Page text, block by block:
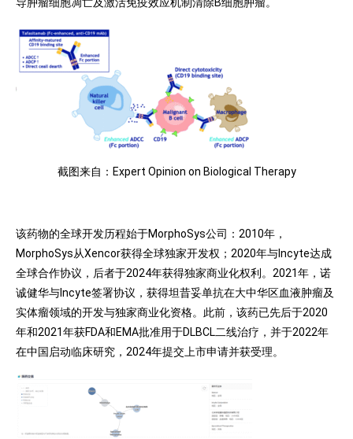
导肿瘤细胞凋亡及激活免疫效应机制清除B细胞肿瘤。
截图来自：Expert Opinion on Biological Therapy
该药物的全球开发历程始于MorphoSys公司：2010年，
MorphoSys从Xencor获得全球独家开发权；2020年与Incyte达成
全球合作协议，后者于2024年获得独家商业化权利。2021年，诺
诚健华与Incyte签署协议，获得坦昔妥单抗在大中华区血液肿瘤及
实体瘤领域的开发与独家商业化资格。此前，该药已先后于2020
年和2021年获FDA和EMA批准用于DLBCL二线治疗，并于2022年
在中国启动临床研究，2024年提交上市申请并获受理。